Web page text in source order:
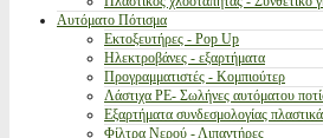
Αυτόματο Πότισμα
Εκτοξευτήρες - Pop Up
Ηλεκτροβάνες - εξαρτήματα
Προγραμματιστές - Κομπιούτερ
Λάστιχα PE- Σωλήνες αυτόματου
Εξαρτήματα συνδεσμολογίας πλαστικά
Φίλτρα Νερού - Λιπαντήρες